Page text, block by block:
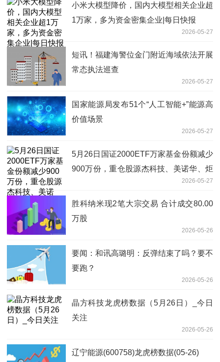
小米大模型降价，国内大模型相关企业超
1万家，多为资金密集企业|每日快报
2026-05-27
短讯！福建海警位金门附近海域依法开展
常态执法巡查
2026-05-27
国家能源局发布51个“人工智能+”能源高
价值场景
2026-05-27
5月26日国证2000ETF万家基金份额减少
900万份，重仓股源杰科技、美诺华、炬
2026-05-27
胜科纳米现2笔大宗交易 合计成交80.00
万股
2026-05-26
要闻：和讯高璐明：反弹结束了吗？要不
要跑？
2026-05-26
晶方科技龙虎榜数据（5月26日）_今日
关注
2026-05-26
辽宁能源(600758)龙虎榜数据(05-26)